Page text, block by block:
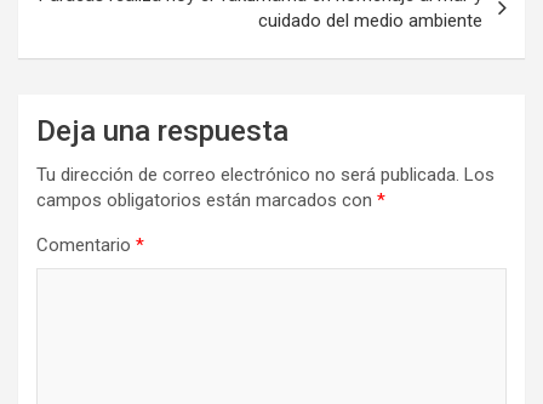
cuidado del medio ambiente
Deja una respuesta
Tu dirección de correo electrónico no será publicada. Los
campos obligatorios están marcados con *
Comentario *